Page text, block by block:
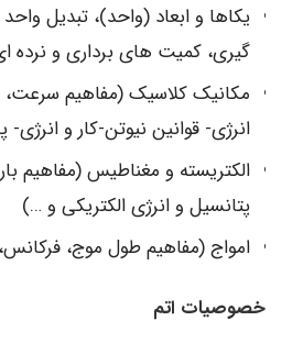
یکاها و ابعاد (واحد)، تبدیل واحد
گیری، کمیت های برداری و نرده
مکانیک کلاسیک (مفاهیم سرعت،
انرژی- قوانین نیوتن-کار و
الکتریسته و مغناطیس (مفاهیم
پتانسیل و انرژی الکتریکی و …)
امواج (مفاهیم طول موج،
خصوصیات اتم